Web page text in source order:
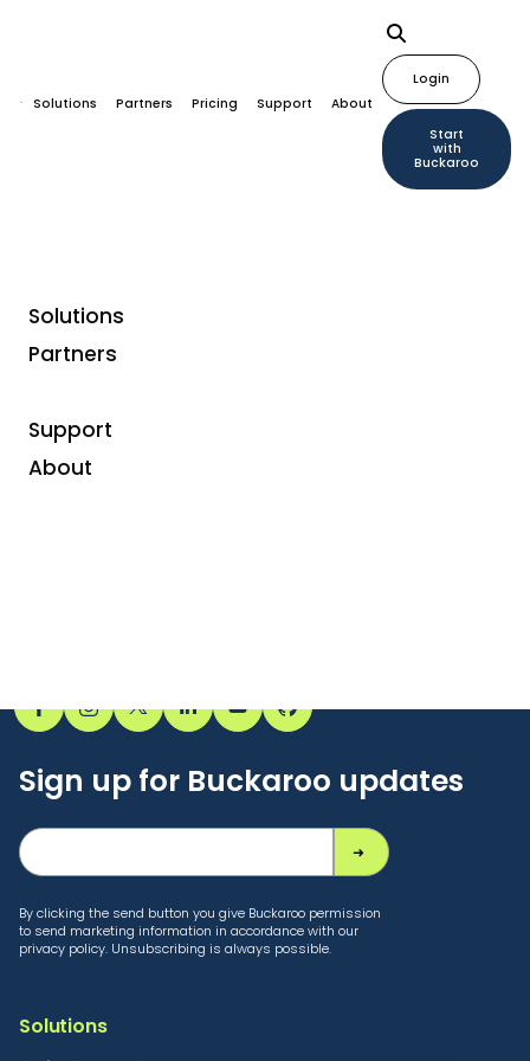
Solutions Partners Pricing Support About
Login
Start
with
Buckaroo
Solutions
Partners
Support
About
Sign up for Buckaroo updates
By clicking the send button you give Buckaroo permission
to send marketing information in accordance with our
privacy policy. Unsubscribing is always possible.
Solutions